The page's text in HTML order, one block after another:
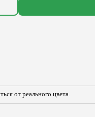
от реального цвета.